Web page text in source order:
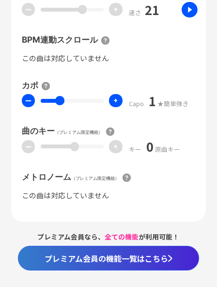
ー + 速さ 21
BPM連動スクロール
この曲は対応していません
カポ
ー + Capo 1 ★簡単弾き
曲のキー（プレミアム限定機能）
ー + キー 0 原曲キー
メトロノーム （プレミアム限定機能）
この曲は対応していません
プレミアム会員なら、全ての機能が利用可能！
プレミアム会員の機能一覧はこちら